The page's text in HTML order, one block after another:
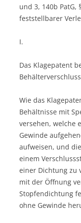
und 3, 140b PatG,
feststellbarer
I.
Das Klagepatent
Wie das
Behältnisse mit
versehen, welche
Gewinde
aufweisen, und
einem
einer Dichtung zu
mit der Öffnung
Stopfendichtung
ohne Gewinde